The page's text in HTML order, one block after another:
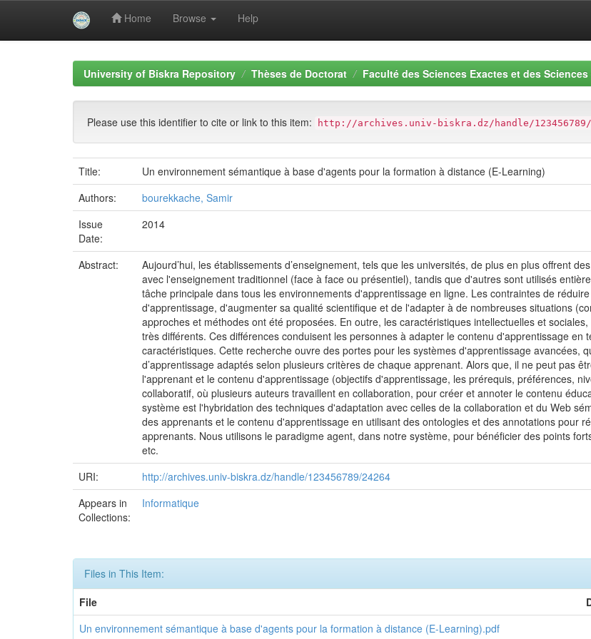
Home Browse Help
University of Biskra Repository Thèses de Doctorat Faculté des Sciences Exactes et des Sciences
Please use this identifier to cite or link to this item: http://archives.univ-biskra.dz/handle/123456789/
Title:
Un environnement sémantique à base d'agents pour la formation à distance (E-Learning)
Authors:
bourekkache, Samir
Issue
Date:
2014
Abstract:
Aujourd’hui, les établissements d’enseignement, tels que les universités, de plus en plus offrent
avec l'enseignement traditionnel (face à face ou présentiel), tandis que d'autres sont utilisés
tâche principale dans tous les environnements d'apprentissage en ligne. Les contraintes de
d'apprentissage, d'augmenter sa qualité scientifique et de l'adapter à de nombreuses situations
approches et méthodes ont été proposées. En outre, les caractéristiques intellectuelles et
très différents. Ces différences conduisent les personnes à adapter le contenu d'apprentissage
caractéristiques. Cette recherche ouvre des portes pour les systèmes d'apprentissage avancées,
d’apprentissage adaptés selon plusieurs critères de chaque apprenant. Alors que, il ne peut pas
l'apprenant et le contenu d'apprentissage (objectifs d'apprentissage, les prérequis, préférences,
collaboratif, où plusieurs auteurs travaillent en collaboration, pour créer et annoter le contenu
système est l'hybridation des techniques d'adaptation avec celles de la collaboration et du Web
des apprenants et le contenu d'apprentissage en utilisant des ontologies et des annotations pour
apprenants. Nous utilisons le paradigme agent, dans notre système, pour bénéficier des points
etc.
URI:
http://archives.univ-biskra.dz/handle/123456789/24264
Appears in
Collections:
Informatique
Files in This Item:
File
Un environnement sémantique à base d'agents pour la formation à distance (E-Learning).pdf